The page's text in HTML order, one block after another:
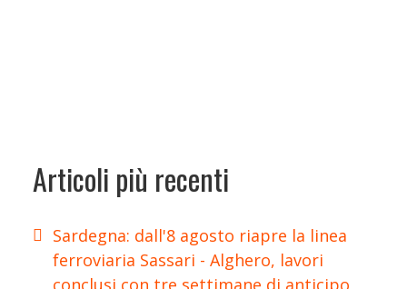
Articoli più recenti
Sardegna: dall'8 agosto riapre la linea
ferroviaria Sassari - Alghero, lavori
conclusi con tre settimane di anticipo